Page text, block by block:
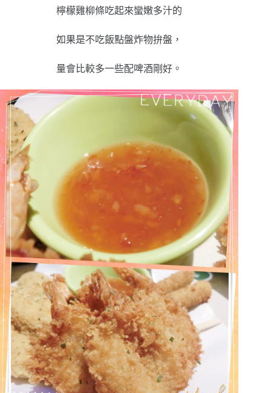
檸檬雞柳條吃起來蠻嫩多汁的
如果是不吃飯點盤炸物拚盤，
量會比較多一些配啤酒剛好。